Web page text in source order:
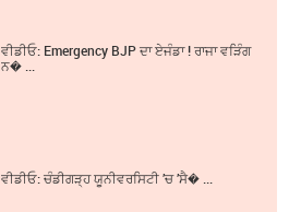
ਵੀਡੀਓ: Emergency BJP ਦਾ ਏਜੰਡਾ ! ਰਾਜਾ ਵੜਿੰਗ
ਨ� ...
ਵੀਡੀਓ: ਚੰਡੀਗੜ੍ਹ ਯੂਨੀਵਰਸਿਟੀ ’ਚ ’ਸੈ� ...